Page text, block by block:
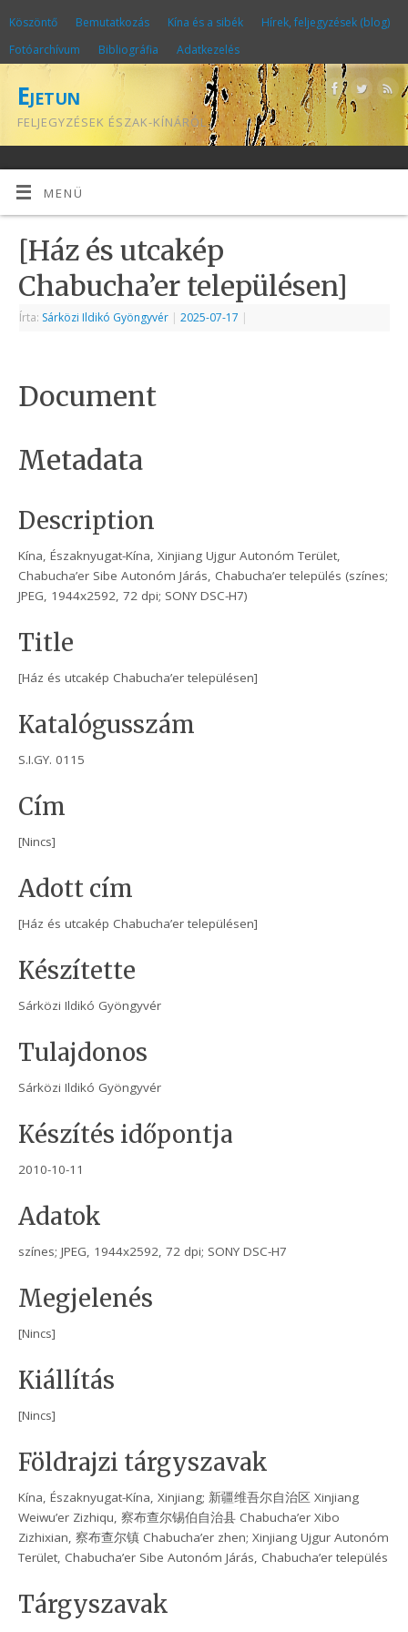
Köszöntő Bemutatkozás Kína és a sibék
Hírek, feljegyzések (blog)
Fotóarchívum
Bibliográfia Adatkezelés
Ejetun
FELJEGYZÉSEK ÉSZAK-KÍNÁRÓL
MENÜ
[Ház és utcakép
Chabucha’er településen]
Írta: Sárközi Ildikó Gyöngyvér | 2025-07-17 |
Document
Metadata
Description
Kína, Északnyugat-Kína, Xinjiang Ujgur Autonóm Terület,
Chabucha’er Sibe Autonóm Járás, Chabucha’er település (színes;
JPEG, 1944x2592, 72 dpi; SONY DSC-H7)
Title
[Ház és utcakép Chabucha’er településen]
Katalógusszám
S.I.GY. 0115
Cím
[Nincs]
Adott cím
[Ház és utcakép Chabucha’er településen]
Készítette
Sárközi Ildikó Gyöngyvér
Tulajdonos
Sárközi Ildikó Gyöngyvér
Készítés időpontja
2010-10-11
Adatok
színes; JPEG, 1944x2592, 72 dpi; SONY DSC-H7
Megjelenés
[Nincs]
Kiállítás
[Nincs]
Földrajzi tárgyszavak
Kína, Északnyugat-Kína, Xinjiang; 新疆维吾尔自治区 Xinjiang
Weiwu’er Zizhiqu, 察布查尔锡伯自治县 Chabucha’er Xibo
Zizhixian, 察布查尔镇 Chabucha’er zhen; Xinjiang Ujgur Autonóm
Terület, Chabucha’er Sibe Autonóm Járás, Chabucha’er település
Tárgyszavak